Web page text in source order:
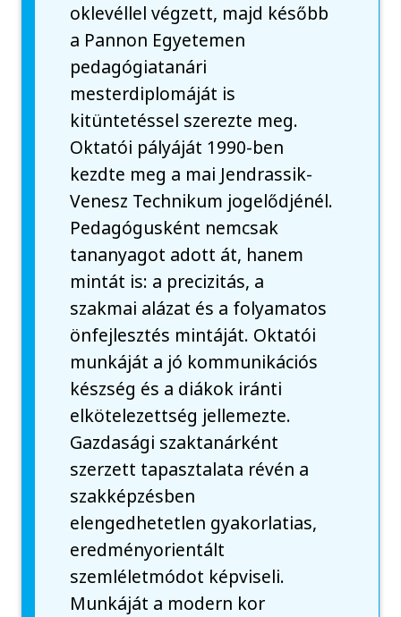
oklevéllel végzett, majd később
a Pannon Egyetemen
pedagógiatanári
mesterdiplomáját is
kitüntetéssel szerezte meg.
Oktatói pályáját 1990-ben
kezdte meg a mai Jendrassik-
Venesz Technikum jogelődjénél.
Pedagógusként nemcsak
tananyagot adott át, hanem
mintát is: a precizitás, a
szakmai alázat és a folyamatos
önfejlesztés mintáját. Oktatói
munkáját a jó kommunikációs
készség és a diákok iránti
elkötelezettség jellemezte.
Gazdasági szaktanárként
szerzett tapasztalata révén a
szakképzésben
elengedhetetlen gyakorlatias,
eredményorientált
szemléletmódot képviseli.
Munkáját a modern kor